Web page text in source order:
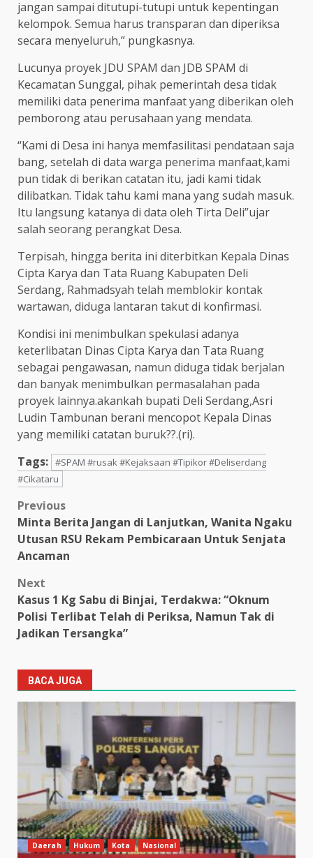
jangan sampai ditutupi-tutupi untuk kepentingan
kelompok. Semua harus transparan dan diperiksa
secara menyeluruh,” pungkasnya.
Lucunya proyek JDU SPAM dan JDB SPAM di
Kecamatan Sunggal, pihak pemerintah desa tidak
memiliki data penerima manfaat yang diberikan oleh
pemborong atau perusahaan yang mendata.
“Kami di Desa ini hanya memfasilitasi pendataan saja
bang, setelah di data warga penerima manfaat,kami
pun tidak di berikan catatan itu, jadi kami tidak
dilibatkan. Tidak tahu kami mana yang sudah masuk.
Itu langsung katanya di data oleh Tirta Deli”ujar
salah seorang perangkat Desa.
Terpisah, hingga berita ini diterbitkan Kepala Dinas
Cipta Karya dan Tata Ruang Kabupaten Deli
Serdang, Rahmadsyah telah memblokir kontak
wartawan, diduga lantaran takut di konfirmasi.
Kondisi ini menimbulkan spekulasi adanya
keterlibatan Dinas Cipta Karya dan Tata Ruang
sebagai pengawasan, namun diduga tidak berjalan
dan banyak menimbulkan permasalahan pada
proyek lainnya.akankah bupati Deli Serdang,Asri
Ludin Tambunan berani mencopot Kepala Dinas
yang memiliki catatan buruk??.(ri).
Tags: #SPAM #rusak #Kejaksaan #Tipikor #Deliserdang
#Cikataru
Post
navigation
Previous
Minta Berita Jangan di Lanjutkan, Wanita Ngaku
Utusan RSU Rekam Pembicaraan Untuk Senjata
Ancaman
Next
Kasus 1 Kg Sabu di Binjai, Terdakwa: “Oknum
Polisi Terlibat Telah di Periksa, Namun Tak di
Jadikan Tersangka”
BACA JUGA
Daerah Hukum Kota Nasional